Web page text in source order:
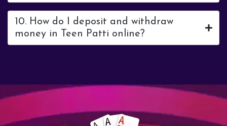
10. How do I deposit and withdraw
money in Teen Patti online?